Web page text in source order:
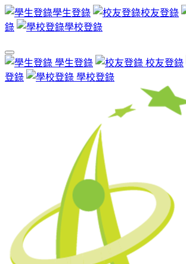
學生登錄 校友登錄
錄
學校登錄
學生登錄 校友登錄
登錄
學校登錄